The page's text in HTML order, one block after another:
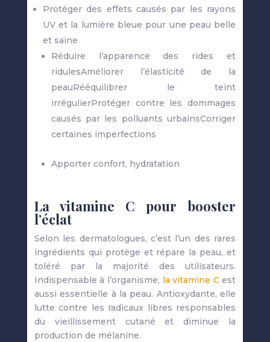
Protéger des effets causés par les rayons
UV et la lumière bleue pour une peau belle
et saine
Réduire l’apparence des rides et
ridulesAméliorer l’élasticité de la
peauRééquilibrer le teint
irrégulierProtéger contre les dommages
causés par les polluants urbainsCorriger
certaines imperfections
Apporter confort, hydratation
La vitamine C pour booster
l’éclat
Selon les dermatologues, c’est l’un des rares
ingrédients qui protège et répare la peau, et
toléré par la majorité des utilisateurs.
Indispensable à l’organisme, la vitamine Cest
aussi essentielle à la peau. Antioxydante, elle
lutte contre les radicaux libres responsables
du vieillissement cutané et diminue la
production de mélanine.